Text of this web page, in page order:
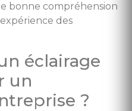
bonne compréhension
des
éclairage
un
?